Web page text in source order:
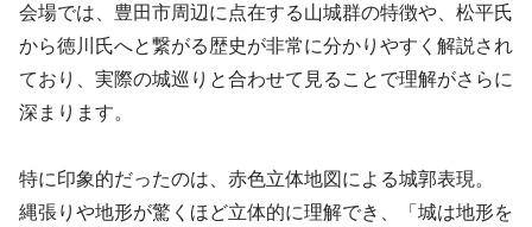
会場では、豊田市周辺に点在する山城群の特徴や、松平氏
から徳川氏へと繋がる歴史が非常に分かりやすく解説され
ており、実際の城巡りと合わせて見ることで理解がさらに
深まります。
特に印象的だったのは、赤色立体地図による城郭表現。
縄張りや地形が驚くほど立体的に理解でき、「城は地形を